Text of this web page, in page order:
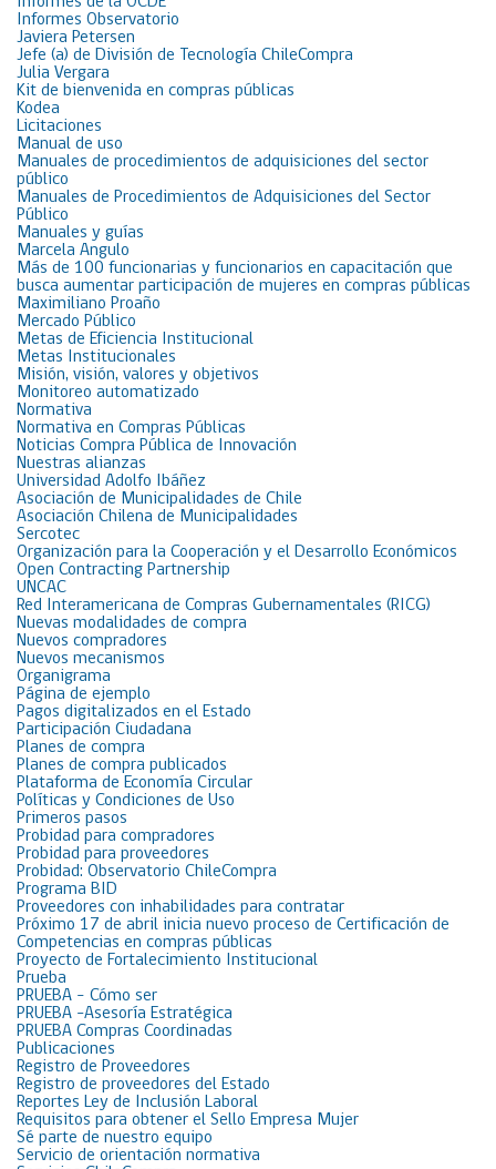
Informes Observatorio
Javiera Petersen
Jefe (a) de División de Tecnología ChileCompra
Julia Vergara
Kit de bienvenida en compras públicas
Kodea
Licitaciones
Manual de uso
Manuales de procedimientos de adquisiciones del sector
público
Manuales de Procedimientos de Adquisiciones del Sector
Público
Manuales y guías
Marcela Angulo
Más de 100 funcionarias y funcionarios en capacitación que
busca aumentar participación de mujeres en compras públicas
Maximiliano Proaño
Mercado Público
Metas de Eficiencia Institucional
Metas Institucionales
Misión, visión, valores y objetivos
Monitoreo automatizado
Normativa
Normativa en Compras Públicas
Noticias Compra Pública de Innovación
Nuestras alianzas
Universidad Adolfo Ibáñez
Asociación de Municipalidades de Chile
Asociación Chilena de Municipalidades
Sercotec
Organización para la Cooperación y el Desarrollo Económicos
Open Contracting Partnership
UNCAC
Red Interamericana de Compras Gubernamentales (RICG)
Nuevas modalidades de compra
Nuevos compradores
Nuevos mecanismos
Organigrama
Página de ejemplo
Pagos digitalizados en el Estado
Participación Ciudadana
Planes de compra
Planes de compra publicados
Plataforma de Economía Circular
Políticas y Condiciones de Uso
Primeros pasos
Probidad para compradores
Probidad para proveedores
Probidad: Observatorio ChileCompra
Programa BID
Proveedores con inhabilidades para contratar
Próximo 17 de abril inicia nuevo proceso de Certificación de
Competencias en compras públicas
Proyecto de Fortalecimiento Institucional
Prueba
PRUEBA – Cómo ser
PRUEBA -Asesoría Estratégica
PRUEBA Compras Coordinadas
Publicaciones
Registro de Proveedores
Registro de proveedores del Estado
Reportes Ley de Inclusión Laboral
Requisitos para obtener el Sello Empresa Mujer
Sé parte de nuestro equipo
Servicio de orientación normativa